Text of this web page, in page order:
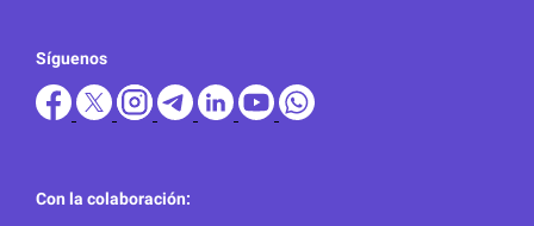
Síguenos
Con la colaboración: